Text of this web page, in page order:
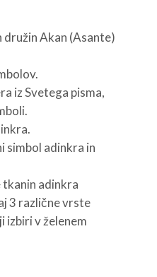
družin Akan (Asante)
iz Svetega pisma,
simbol adinkra in
tkanin adinkra
3 različne vrste
izbiri v želenem